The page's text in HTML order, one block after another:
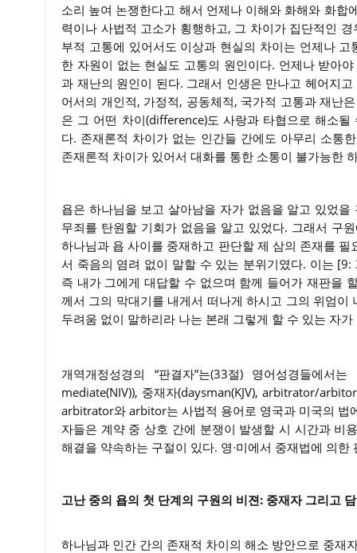
소리 높여 논쟁한다고 해서 언제나 이해와 화해와 화
력이나 사법적 고소가 횡행하고, 그 차이가 집단적인
부적 고통에 있어서도 이상과 현실의 차이는 언제나
한 자원이 없는 현실도 고통의 원인이다. 언제나 받아
과 재난의 원인이 된다. 그래서 인생은 만나고 헤어지
어서의 개인적, 가정적, 공동체적, 국가적 고통과 재난
은 그 어떤 차이(difference)도 사랑과 타협으로 해소
다. 존재론적 차이가 없는 인간들 간에도 아무리 소통
존재론적 차이가 있어서 대화를 통한 소통이 불가능한
욥은 하나님을 보고 살아남을 자가 없음을 알고 있었
무죄를 탄원할 기회가 없음을 알고 있었다. 그래서 구
하나님과 욥 사이를 중재하고 판단할 제 삼의 존재를
서 죽음의 염려 없이 말할 수 있는 분위기였다. 이는
즉 내가 그에게 대답할 수 없으며 함께 들어가 재판을
께서 그의 막대기를 내게서 떠나게 하시고 그의 위엄
두려움 없이 말하리라 나는 본래 그렇게 할 수 있는 자가
개역개정성경의 “판결자”는(33절) 영어성경들에
mediate(NIV)), 중재자(daysman(KJV), arbitrator/
arbitrator와 arbitor는 사법적 용어로 영국과 미국의
자들은 계약 중 상호 간에 분쟁이 발생할 시 시간과 비
해결을 약속하는 구절이 있다. 영∙미에서 중재법에 의
고난 중의 욥의 첫 단계의 구원의 비젼: 중재자 그리고
하나님과 인간 간의 존재적 차이의 해소 방안으로 중재